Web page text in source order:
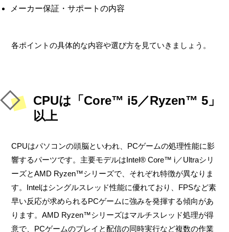
メーカー保証・サポートの内容
各ポイントの具体的な内容や選び方を見ていきましょう。
CPUは「Core™ i5／Ryzen™ 5」
以上
CPUはパソコンの頭脳といわれ、PCゲームの処理性能に影
響するパーツです。主要モデルはIntel® Core™ i／Ultraシリ
ーズとAMD Ryzen™シリーズで、それぞれ特徴が異なりま
す。Intelはシングルスレッド性能に優れており、FPSなど素
早い反応が求められるPCゲームに強みを発揮する傾向があ
ります。AMD Ryzen™シリーズはマルチスレッド処理が得
意で、PCゲームのプレイと配信の同時実行など複数の作業